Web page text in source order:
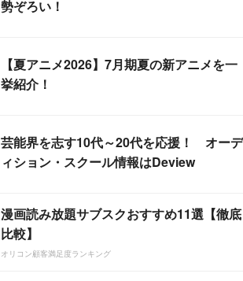
勢ぞろい！
【夏アニメ2026】7月期夏の新アニメを一
挙紹介！
芸能界を志す10代～20代を応援！ オーデ
ィション・スクール情報はDeview
漫画読み放題サブスクおすすめ11選【徹底
比較】
オリコン顧客満足度ランキング